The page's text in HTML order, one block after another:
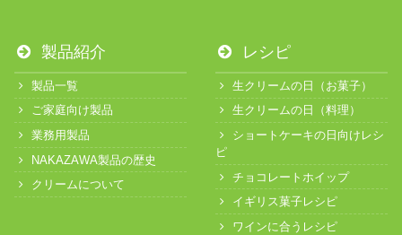
製品紹介
製品一覧
ご家庭向け製品
業務用製品
NAKAZAWA製品の歴史
クリームについて
レシピ
生クリームの日（お菓子）
生クリームの日（料理）
ショートケーキの日向けレシ
ピ
チョコレートホイップ
イギリス菓子レシピ
ワインに合うレシピ